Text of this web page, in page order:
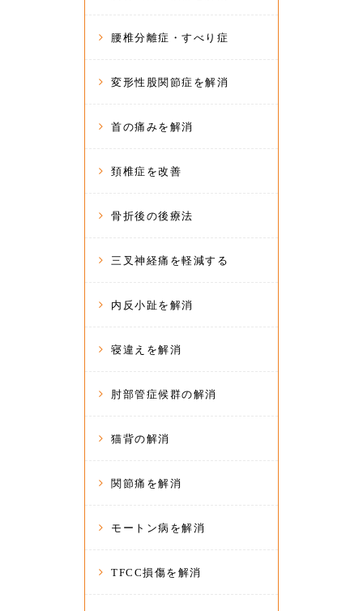
腰椎分離症・すべり症
変形性股関節症を解消
首の痛みを解消
頚椎症を改善
骨折後の後療法
三叉神経痛を軽減する
内反小趾を解消
寝違えを解消
肘部管症候群の解消
猫背の解消
関節痛を解消
モートン病を解消
TFCC損傷を解消